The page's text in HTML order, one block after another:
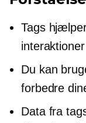
Tags
Du kan
forbedre
Data fra